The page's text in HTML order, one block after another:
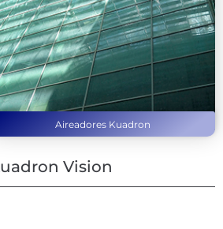
Aireadores Kuadron
Vision